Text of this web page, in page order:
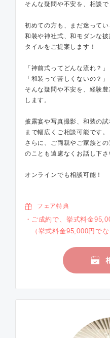
そんな疑問や不安を、相談で
初めての方も、まだ迷ってい
和装や神社式、和モダンな
タイルをご提案します！
「神前式ってどんな流れ？
「和装って苦しくないの？」
そんな疑問や不安を、経験
します。
披露宴や写真撮影、和装の
まで幅広くご相談可能です。
さらに、ご両親やご家族と
のことも遠慮なくお話し下さ
オンラインでも相談可能！
フェア特典
ご成約で、挙式料金
（挙式料金95,000円で